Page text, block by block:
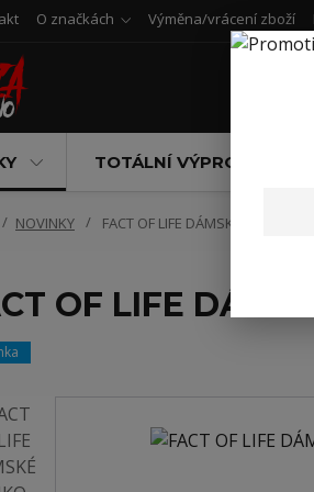
O značkách Výměna/vrácení zboží
TOTÁLNÍ VÝPRODEJ
NOVINKY FACT OF LIFE DÁMSKÉ TRIKO
OF LIFE